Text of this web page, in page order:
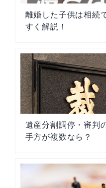
離婚した子供は相続
すく解説！
遺産分割調停・審判
手方が複数なら？